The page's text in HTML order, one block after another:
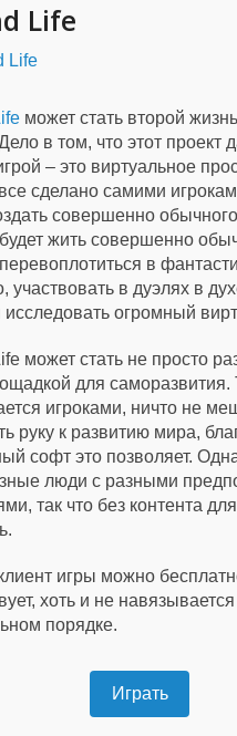
Life
может стать второй
в том, что этот проект
– это виртуальное
сделано самими
совершенно
жить совершенно
в
участвовать в дуэлях в
исследовать огромный
может стать не просто
для саморазвития.
игроками, ничто не
руку к развитию мира,
софт это позволяет.
люди с разными
так что без контента
игры можно
хоть и не
порядке.
Играть